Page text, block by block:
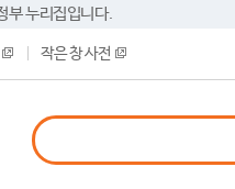
부 누리집입니다.
작은 창 사전